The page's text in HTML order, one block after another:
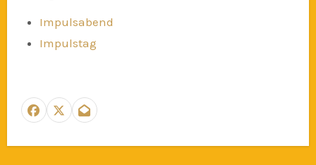
Impulsabend
Impulstag